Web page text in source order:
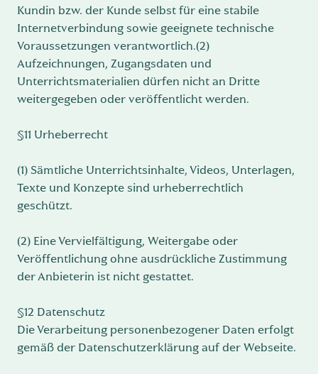
Kundin bzw. der Kunde selbst für eine stabile
Internetverbindung sowie geeignete technische
Voraussetzungen verantwortlich.(2)
Aufzeichnungen, Zugangsdaten und
Unterrichtsmaterialien dürfen nicht an Dritte
weitergegeben oder veröffentlicht werden.
§11 Urheberrecht
(1) Sämtliche Unterrichtsinhalte, Videos, Unterlagen,
Texte und Konzepte sind urheberrechtlich
geschützt.
(2) Eine Vervielfältigung, Weitergabe oder
Veröffentlichung ohne ausdrückliche Zustimmung
der Anbieterin ist nicht gestattet.
§12 Datenschutz
Die Verarbeitung personenbezogener Daten erfolgt
gemäß der Datenschutzerklärung auf der Webseite.